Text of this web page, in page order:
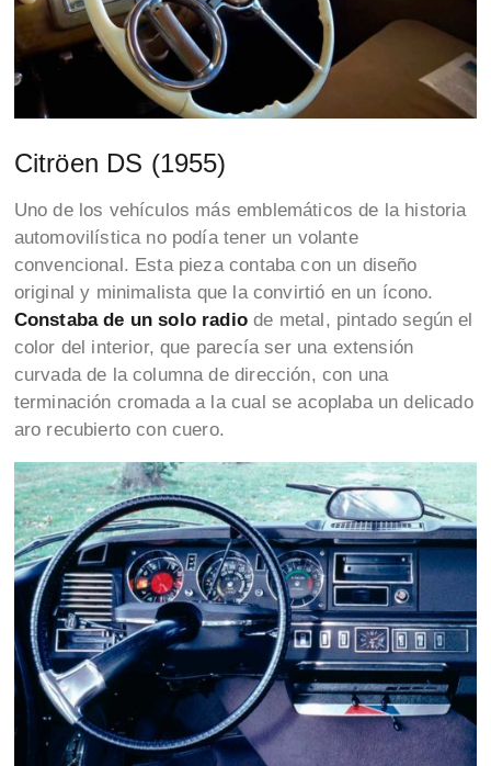
Citröen DS (1955)
Uno de los vehículos más emblemáticos de la historia
automovilística no podía tener un volante
convencional. Esta pieza contaba con un diseño
original y minimalista que la convirtió en un ícono.
Constaba de un solo radio de metal, pintado según el
color del interior, que parecía ser una extensión
curvada de la columna de dirección, con una
terminación cromada a la cual se acoplaba un delicado
aro recubierto con cuero.